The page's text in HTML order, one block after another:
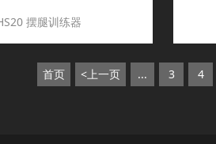
摆腿训练器
首页 <上一页 ... 3 4